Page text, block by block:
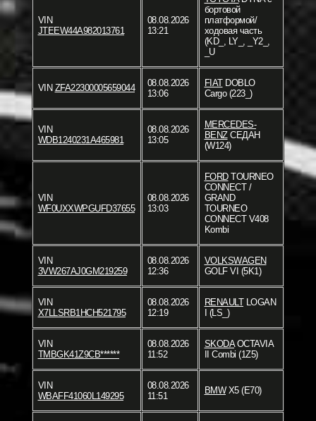
VIN
JTEEW44A982013761
08.08.2026
13:21
бортовой
платформой/
ходовая часть
(KD_, LY_, _Y2_,
_U
VIN ZFA22300005659044
08.08.2026
13:06
FIATDOBLO
Cargo (223_)
VIN
WDB1240231A465981
08.08.2026
13:05
MERCEDES-
BENZСЕДАН
(W124)
VIN
WF0UXXWPGUFD37655
08.08.2026
13:03
FORDTOURNEO
CONNECT /
GRAND
TOURNEO
CONNECT V408
Kombi
VIN
3VW267AJ0GM219259
08.08.2026
12:36
VOLKSWAGEN
GOLF VI (5K1)
VIN
X7LLSRB1HCH521795
08.08.2026
12:19
RENAULTLOGAN
I (LS_)
VIN
TMBGK41Z9CB******
08.08.2026
11:52
SKODAOCTAVIA
II Combi (1Z5)
VIN
WBAFF41060L149295
08.08.2026
11:51
BMWX5 (E70)